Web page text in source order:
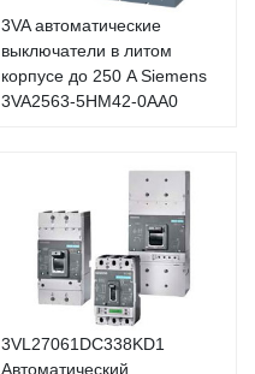
3VA автоматические
выключатели в литом
корпусе до 250 A Siemens
3VA2563-5HM42-0AA0
3VL27061DC338KD1
Автоматический